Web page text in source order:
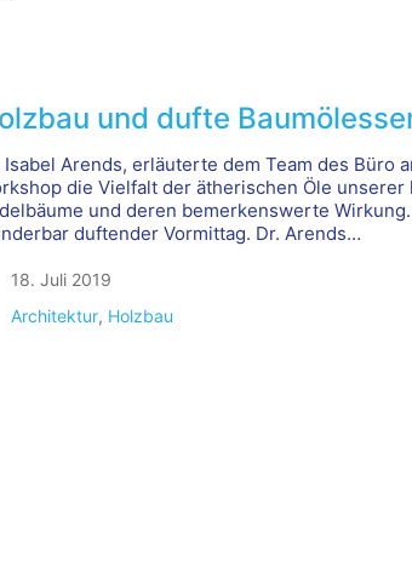
und dufte
Isabel Arends, erläuterte dem Team des Büro
die Vielfalt der ätherischen Öle unserer
und deren bemerkenswerte
duftender Vormittag. Dr. Arends…
18. Juli 2019
Architektur, Holzbau